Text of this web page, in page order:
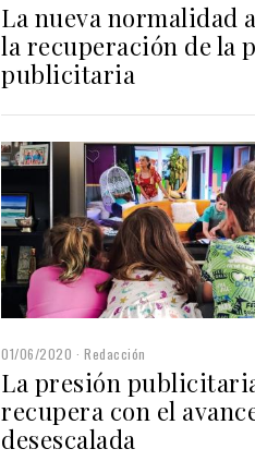
La nueva normalidad
la recuperación de la
publicitaria
01/06/2020 Redacción
La presión
recupera con el
desescalada